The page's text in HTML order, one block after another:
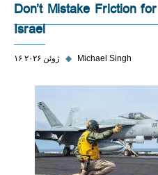
Don’t Mistake Friction
Israel
۱۶ ژوئن ۲۰۲۶ ◆ Michael Singh